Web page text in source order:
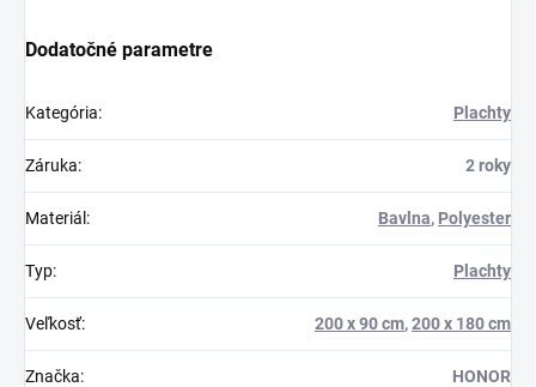
Dodatočné parametre
Kategória: Plachty
Záruka: 2 roky
Materiál : Bavlna, Polyester
Typ: Plachty
Veľkosť: 200 x 90 cm,200 x 180 cm
Značka: HONOR